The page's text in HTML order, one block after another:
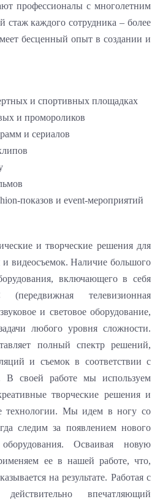
профессионалы с многолетним
стаж каждого сотрудника ‒ более
бесценный опыт в создании и
и спортивных площадках
и промороликов
и сериалов
показов и event-мероприятий
и творческие решения для
и видеосъемок. Наличие большого
включающего в себя
телевизионная
и световое оборудование,
любого уровня сложности.
полный спектр решений,
и съемок в соответствии с
В своей работе мы используем
творческие решения и
технологии. Мы идем в ногу со
следим за появлением нового
оборудования. Осваивая новую
ее в нашей работе, что,
на результате. Работая с
впечатляющий